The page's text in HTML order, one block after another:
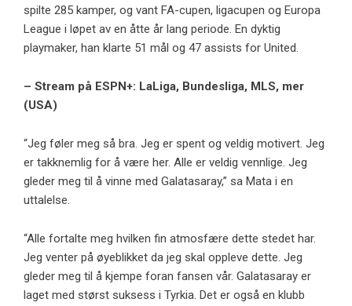
spilte 285 kamper, og vant FA-cupen, ligacupen og Europa
League i løpet av en åtte år lang periode. En dyktig
playmaker, han klarte 51 mål og 47 assists for United.
– Stream på ESPN+: LaLiga, Bundesliga, MLS, mer
(USA)
“Jeg føler meg så bra. Jeg er spent og veldig motivert. Jeg
er takknemlig for å være her. Alle er veldig vennlige. Jeg
gleder meg til å vinne med Galatasaray,” sa Mata i en
uttalelse.
“Alle fortalte meg hvilken fin atmosfære dette stedet har.
Jeg venter på øyeblikket da jeg skal oppleve dette. Jeg
gleder meg til å kjempe foran fansen vår. Galatasaray er
laget med størst suksess i Tyrkia. Det er også en klubb